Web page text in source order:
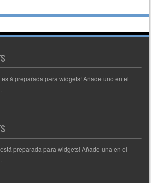
está preparada para widgets! Añade uno en el
preparada para widgets! Añade una en el